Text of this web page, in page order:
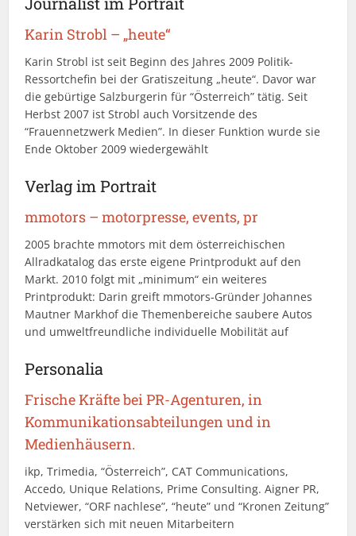
Karin Strobl – „heute“
Karin Strobl ist seit Beginn des Jahres 2009 Politik-
Ressortchefin bei der Gratiszeitung „heute“. Davor war
die gebürtige Salzburgerin für “Österreich” tätig. Seit
Herbst 2007 ist Strobl auch Vorsitzende des
“Frauennetzwerk Medien”. In dieser Funktion wurde sie
Ende Oktober 2009 wiedergewählt
Verlag im Portrait
mmotors – motorpresse, events, pr
2005 brachte mmotors mit dem österreichischen
Allradkatalog das erste eigene Printprodukt auf den
Markt. 2010 folgt mit „minimum“ ein weiteres
Printprodukt: Darin greift mmotors-Gründer Johannes
Mautner Markhof die Themenbereiche saubere Autos
und umweltfreundliche individuelle Mobilität auf
Personalia
Frische Kräfte bei PR-Agenturen, in
Kommunikationsabteilungen und in
Medienhäusern.
ikp, Trimedia, “Österreich”, CAT Communications,
Accedo, Unique Relations, Prime Consulting. Aigner PR,
Netviewer, “ORF nachlese”, “heute” und “Kronen Zeitung”
verstärken sich mit neuen Mitarbeitern